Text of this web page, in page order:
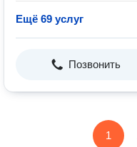
Ещё 69 услуг
Позвонить
1